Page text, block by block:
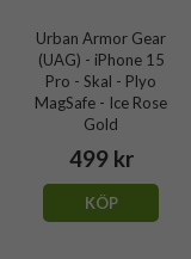
Urban Armor Gear
(UAG) - iPhone 15
Pro - Skal - Plyo
MagSafe - Ice Rose
Gold
499 kr
KÖP